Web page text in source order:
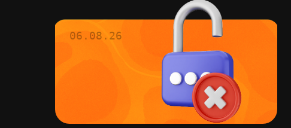
06.08.26